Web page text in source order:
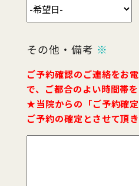
その他・備考 ※
ご予約確認のご連絡をお
で、ご都合のよい時間帯を
★当院からの「ご予約確
ご予約の確定とさせて頂き